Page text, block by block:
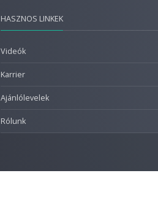
HASZNOS LINKEK
Videók
Karrier
Ajánlólevelek
Rólunk